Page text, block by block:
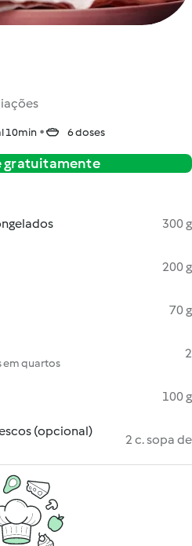
10min 6 doses
gratuitamente
300 g
200 g
70 g
em quartos
2
100 g
(opcional)
2 c. sopa de